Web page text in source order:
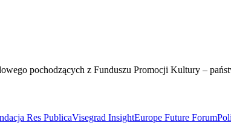
pochodzących z Funduszu Promocji Kultury –
Res PublicaVisegrad InsightEurope Future Forum